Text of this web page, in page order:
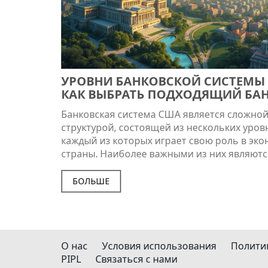
УРОВНИ БАНКОВСКОЙ
КАК ВЫБРАТЬ ПОДХОДЯЩИЙ
Банковская система США является сложной
структурой, состоящей из нескольких
каждый из которых играет свою роль в
страны. Наиболее важными из них
центральный банк, региональные банки и
учреждения. В статье рассматриваются
особенности каждого из уровней и даются
БОЛЬШЕ
О нас Условия использования
PIPL
Связаться с нами